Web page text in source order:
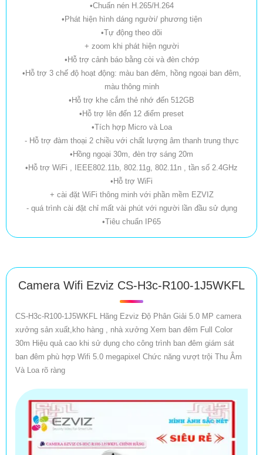
•Chuấn nén H.265/H.264
•Phát hiện hình dáng người/ phương tiện
•Tự động theo dõi
+ zoom khi phát hiện người
•Hỗ trợ cảnh báo bằng còi và đèn chớp
•Hỗ trợ 3 chế độ hoạt động: màu ban đêm, hồng ngoại ban đêm,
màu thông minh
•Hỗ trợ khe cắm thẻ nhớ đến 512GB
•Hỗ trợ lên đến 12 điểm preset
•Tích hợp Micro và Loa
- Hỗ trợ đàm thoại 2 chiều với chất lượng âm thanh trung thực
•Hồng ngoại 30m, đèn trợ sáng 20m
•Hỗ trợ WiFi , IEEE802.11b, 802.11g, 802.11n , tần số 2.4GHz
•Hỗ trợ WiFi
+ cài đặt WiFi thông minh với phần mềm EZVIZ
- quá trình cài đặt chỉ mất vài phút với người lần đầu sử dụng
•Tiêu chuẩn IP65
Camera Wifi Ezviz CS-H3c-R100-1J5WKFL
CS-H3c-R100-1J5WKFL Hãng Ezviz Độ Phân Giải 5.0 MP camera
xưởng sản xuất,kho hàng , nhà xưởng Xem ban đêm Full Color
30m Hiệu quả cao khi sử dụng cho công trình ban đêm giám sát
ban đêm phù hợp Wifi 5.0 megapixel Chức năng vượt trội Thu Âm
Và Loa rõ ràng